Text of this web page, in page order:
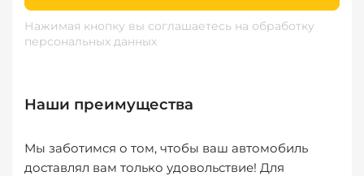
Нажимая кнопку вы соглашаетесь на обработку
персональных данных
Наши преимущества
Мы заботимся о том, чтобы ваш автомобиль
доставлял вам только удовольствие! Для